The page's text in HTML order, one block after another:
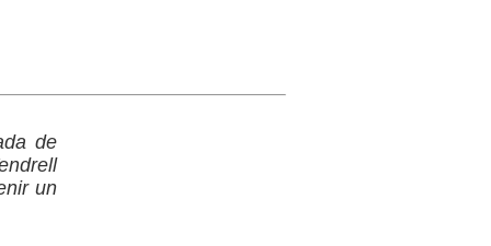
de
un